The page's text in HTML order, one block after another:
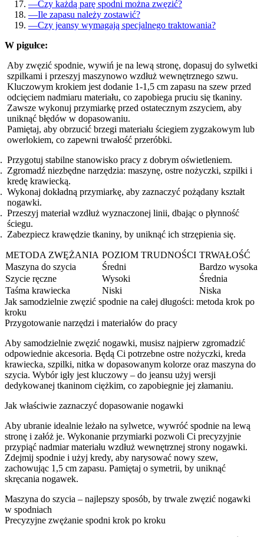
—Czy każdą parę spodni można zwęzić?
—Ile zapasu należy zostawić?
—Czy jeansy wymagają specjalnego traktowania?
W pigułce:
Aby zwęzić spodnie, wywiń je na lewą stronę, dopasuj do sylwetki
szpilkami i przeszyj maszynowo wzdłuż wewnętrznego szwu.
Kluczowym krokiem jest dodanie 1-1,5 cm zapasu na szew przed
odcięciem nadmiaru materiału, co zapobiega pruciu się tkaniny.
Zawsze wykonuj przymiarkę przed ostatecznym zszyciem, aby
uniknąć błędów w dopasowaniu.
Pamiętaj, aby obrzucić brzegi materiału ściegiem zygzakowym lub
owerlokiem, co zapewni trwałość przeróbki.
Przygotuj stabilne stanowisko pracy z dobrym oświetleniem.
Zgromadź niezbędne narzędzia: maszynę, ostre nożyczki, szpilki i
kredę krawiecką.
Wykonaj dokładną przymiarkę, aby zaznaczyć pożądany kształt
nogawki.
Przeszyj materiał wzdłuż wyznaczonej linii, dbając o płynność
ściegu.
Zabezpiecz krawędzie tkaniny, by uniknąć ich strzępienia się.
METODA ZWĘŻANIA POZIOM TRUDNOŚCI TRWAŁOŚĆ
Maszyna do szycia
Średni
Bardzo wysoka
Szycie ręczne
Wysoki
Średnia
Taśma krawiecka
Niski
Niska
Jak samodzielnie zwęzić spodnie na całej długości: metoda krok po
kroku
Przygotowanie narzędzi i materiałów do pracy
Aby samodzielnie zwęzić nogawki, musisz najpierw zgromadzić
odpowiednie akcesoria. Będą Ci potrzebne ostre nożyczki, kreda
krawiecka, szpilki, nitka w dopasowanym kolorze oraz maszyna do
szycia. Wybór igły jest kluczowy – do jeansu użyj wersji
dedykowanej tkaninom ciężkim, co zapobiegnie jej złamaniu.
Jak właściwie zaznaczyć dopasowanie nogawki
Aby ubranie idealnie leżało na sylwetce, wywróć spodnie na lewą
stronę i załóż je. Wykonanie przymiarki pozwoli Ci precyzyjnie
przypiąć nadmiar materiału wzdłuż wewnętrznej strony nogawki.
Zdejmij spodnie i użyj kredy, aby narysować nowy szew,
zachowując 1,5 cm zapasu. Pamiętaj o symetrii, by uniknąć
skręcania nogawek.
Maszyna do szycia – najlepszy sposób, by trwale zwęzić nogawki
w spodniach
Precyzyjne zwężanie spodni krok po kroku